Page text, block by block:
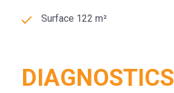
Surface 122 m²
DIAGNOSTICS